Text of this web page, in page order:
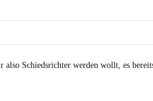
Schiedsrichter werden wollt, es